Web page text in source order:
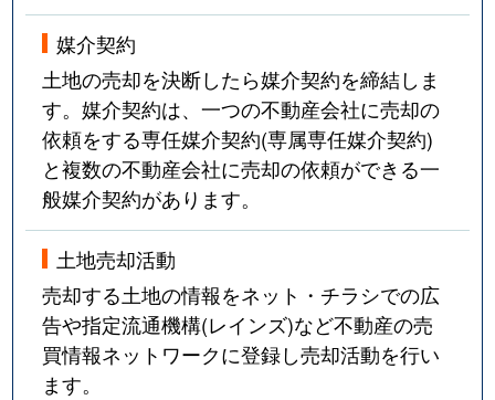
媒介契約
土地の売却を決断したら媒介契約を締結しま
す。媒介契約は、一つの不動産会社に売却の
依頼をする専任媒介契約(専属専任媒介契約)
と複数の不動産会社に売却の依頼ができる一
般媒介契約があります。
土地売却活動
売却する土地の情報をネット・チラシでの広
告や指定流通機構(レインズ)など不動産の売
買情報ネットワークに登録し売却活動を行い
ます。